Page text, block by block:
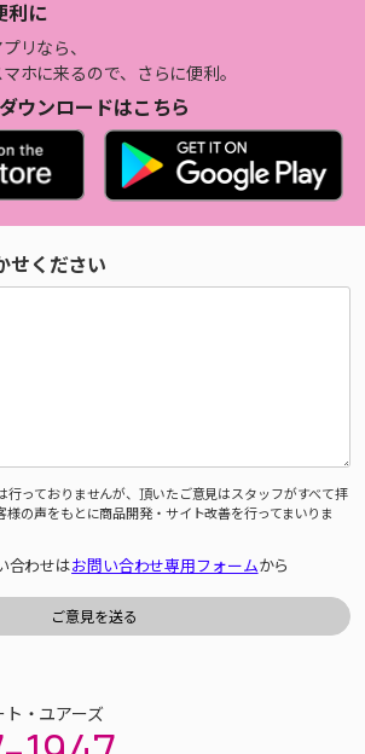
利に
リなら、
ホに来るので、さらに便利。
ダウンロードはこちら
せください
行っておりませんが、頂いたご意見はスタッフがすべて拝
様の声をもとに商品開発・サイト改善を行ってまいりま
合わせはお問い合わせ専用フォームから
・ユアーズ